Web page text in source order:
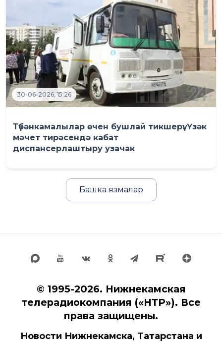
30-06-2026, 15:26
Түбәнкамалылар өчен бушлай тикшерү: Үзәк
мәчет тирәсендә кабат
диспансерлаштыру узачак
Башка язмалар
© 1995-2026. Нижнекамская
телерадиокомпания («НТР»). Все
права защищены.
Новости Нижнекамска, Татарстана и